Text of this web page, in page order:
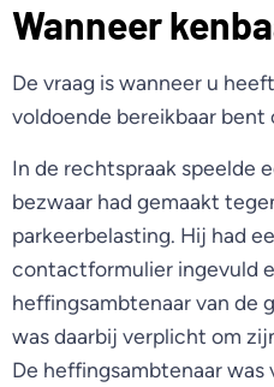
Wanneer
De vraag is wanneer u
voldoende bereikbaar bent
In de rechtspraak speelde
bezwaar had gemaakt
parkeerbelasting. Hij had
contactformulier ingevuld
heffingsambtenaar van de
was daarbij verplicht om
De heffingsambtenaar